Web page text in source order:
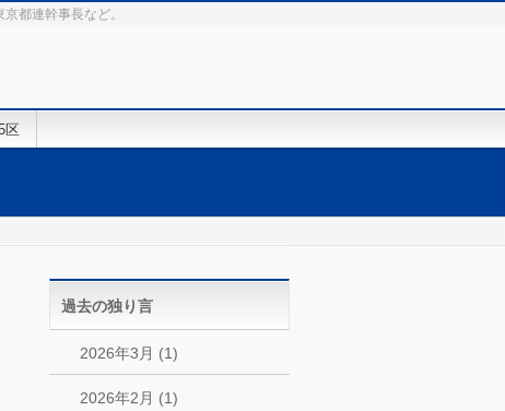
都連幹事長など。
区
過去の独り言
2026年3月 (1)
2026年2月 (1)